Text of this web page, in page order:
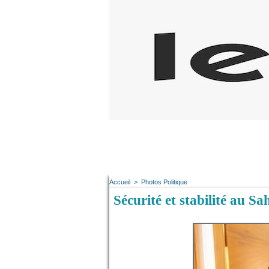
Accueil > Photos Politique
Sécurité et stabilité au